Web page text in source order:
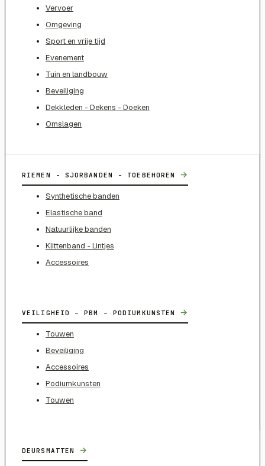
Vervoer
Omgeving
Sport en vrije tijd
Evenement
Tuin en landbouw
Beveiliging
Dekkleden - Dekens - Doeken
Omslagen
RIEMEN - SJORBANDEN - TOEBEHOREN →
Synthetische banden
Elastische band
Natuurlijke banden
Klittenband - Lintjes
Accessoires
VEILIGHEID – PBM – PODIUMKUNSTEN →
Touwen
Beveiliging
Accessoires
Podiumkunsten
Touwen
DEURSMATTEN →